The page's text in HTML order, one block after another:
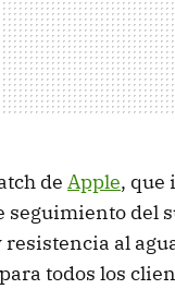
de Apple, que
seguimiento del
resistencia al
para todos los